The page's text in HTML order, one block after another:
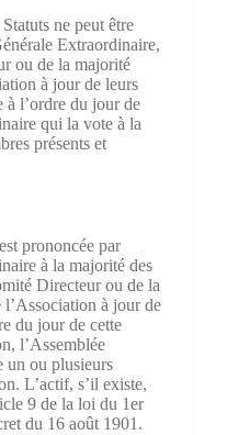
ne peut être
Extraordinaire,
ou de la majorité
à jour de leurs
à l’ordre du jour de
qui la vote à la
présents et
prononcée par
à la majorité des
Directeur ou de la
l’Association à jour de
du jour de cette
l’Assemblée
un ou plusieurs
L’actif, s’il existe,
9 de la loi du 1er
du 16 août 1901.